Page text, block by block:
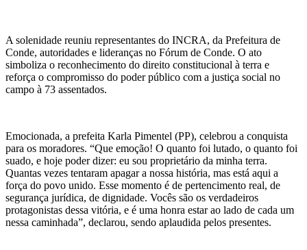
A solenidade reuniu representantes do INCRA, da Prefeitura de
Conde, autoridades e lideranças no Fórum de Conde. O ato
simboliza o reconhecimento do direito constitucional à terra e
reforça o compromisso do poder público com a justiça social no
campo à 73 assentados.
Emocionada, a prefeita Karla Pimentel (PP), celebrou a conquista
para os moradores. “Que emoção! O quanto foi lutado, o quanto foi
suado, e hoje poder dizer: eu sou proprietário da minha terra.
Quantas vezes tentaram apagar a nossa história, mas está aqui a
força do povo unido. Esse momento é de pertencimento real, de
segurança jurídica, de dignidade. Vocês são os verdadeiros
protagonistas dessa vitória, e é uma honra estar ao lado de cada um
nessa caminhada”, declarou, sendo aplaudida pelos presentes.